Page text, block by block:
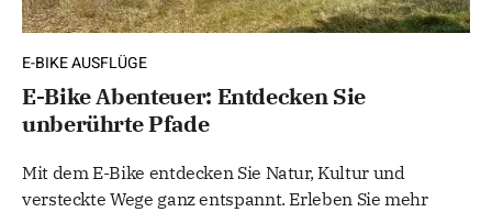
E-BIKE AUSFLÜGE
E-Bike Abenteuer: Entdecken Sie
unberührte Pfade
Mit dem E-Bike entdecken Sie Natur, Kultur und
versteckte Wege ganz entspannt. Erleben Sie mehr